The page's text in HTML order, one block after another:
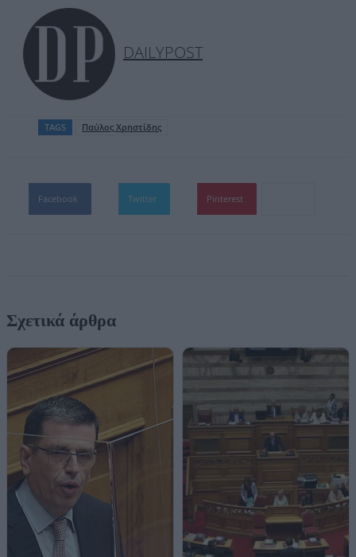
DAILYPOST
TAGS Παύλος Χρηστίδης
Facebook Twitter Pinterest
Σχετικά άρθρα